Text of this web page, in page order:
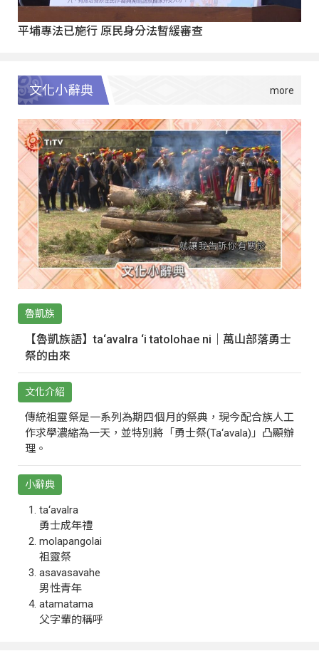
平埔專法已施行 原民身分法暫緩審查
文化小辭典
魯凱族
【魯凱族語】ta‘avalra ‘i tatolohae ni｜萬山部落勇士
祭的由來
文化介紹
傳統祖靈祭是一系列為期四個月的祭典，現今配合族人工
作求學濃縮為一天，並特別將「勇士祭(Ta‘avala)」凸顯辦
理。
小辭典
ta‘avalra
勇士成年禮
molapangolai
祖靈祭
asavasavahe
男性青年
atamatama
父字輩的稱呼